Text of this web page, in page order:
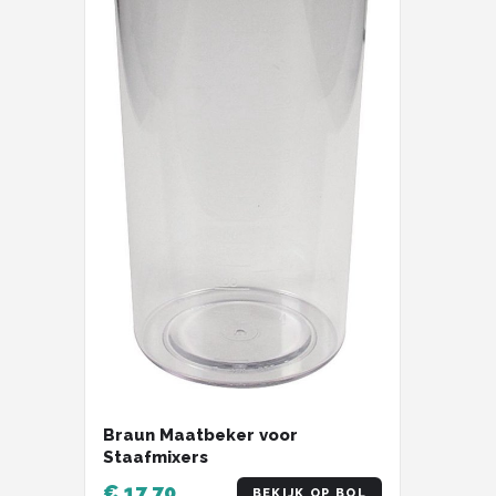
Braun Maatbeker voor
Staafmixers
BEKIJK OP BOL